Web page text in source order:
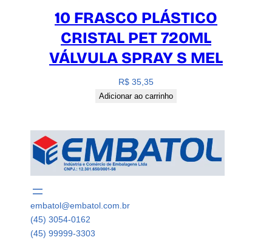
10 FRASCO PLÁSTICO
CRISTAL PET 720ML
VÁLVULA SPRAY S MEL
R$ 35,35
Adicionar ao carrinho
embatol@embatol.com.br
(45) 3054-0162
(45) 99999-3303